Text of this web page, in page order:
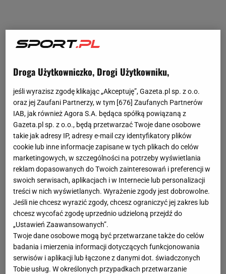
Droga Użytkowniczko, Drogi Użytkowniku,
jeśli wyrazisz zgodę klikając „Akceptuję”, Gazeta.pl sp. z o.o.
oraz jej Zaufani Partnerzy, w tym [676] Zaufanych Partnerów
IAB, jak również Agora S.A. będąca spółką powiązaną z
Gazeta.pl sp. z o.o., będą przetwarzać Twoje dane osobowe
takie jak adresy IP, adresy e-mail czy identyfikatory plików
cookie lub inne informacje zapisane w tych plikach do celów
marketingowych, w szczególności na potrzeby wyświetlania
reklam dopasowanych do Twoich zainteresowań i preferencji w
swoich serwisach, aplikacjach i w Internecie lub personalizacji
treści w nich wyświetlanych. Wyrażenie zgody jest dobrowolne.
Jeśli nie chcesz wyrazić zgody, chcesz ograniczyć jej zakres lub
chcesz wycofać zgodę uprzednio udzieloną przejdź do
„Ustawień Zaawansowanych”.
Twoje dane osobowe mogą być przetwarzane także do celów
badania i mierzenia informacji dotyczących funkcjonowania
serwisów i aplikacji lub łączone z danymi dot. świadczonych
Tobie usług. W określonych przypadkach przetwarzanie